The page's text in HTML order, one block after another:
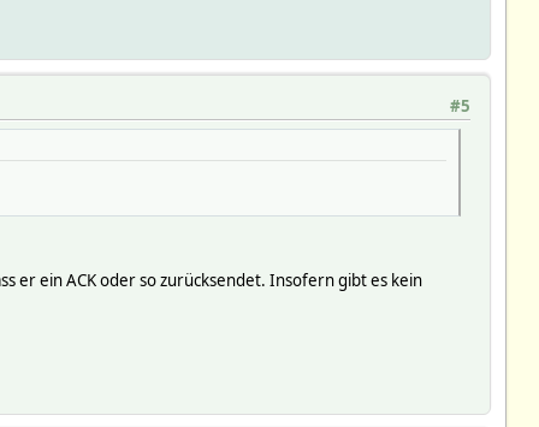
#5
er ein ACK oder so zurücksendet. Insofern gibt es kein